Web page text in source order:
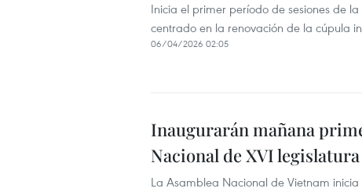
Inicia el primer período de sesiones de
centrado en la renovación de la cúpula
06/04/2026 02:05
Inaugurarán mañana
Nacional de XVI legislatura
La Asamblea Nacional de Vietnam